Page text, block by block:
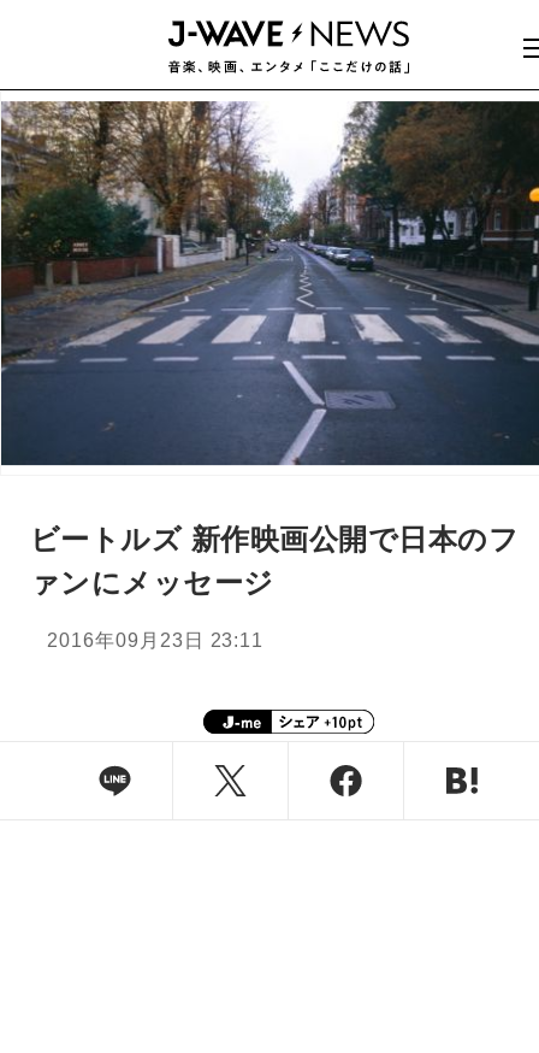
ビートルズ 新作映画公開で日本のフ
ァンにメッセージ
2016年09月23日 23:11